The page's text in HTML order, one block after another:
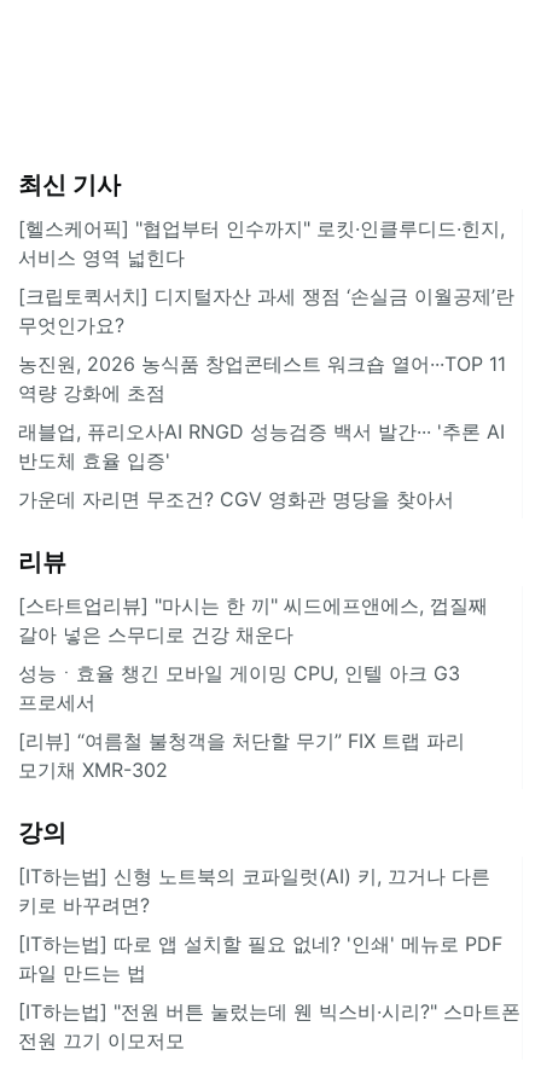
최신 기사
[헬스케어픽] "협업부터 인수까지" 로킷·인클루디드·힌지,
서비스 영역 넓힌다
[크립토퀵서치] 디지털자산 과세 쟁점 ‘손실금 이월공제’란
무엇인가요?
농진원, 2026 농식품 창업콘테스트 워크숍 열어···TOP 11
역량 강화에 초점
래블업, 퓨리오사AI RNGD 성능검증 백서 발간··· '추론 AI
반도체 효율 입증'
가운데 자리면 무조건? CGV 영화관 명당을 찾아서
리뷰
[스타트업리뷰] "마시는 한 끼" 씨드에프앤에스, 껍질째
갈아 넣은 스무디로 건강 채운다
성능ㆍ효율 챙긴 모바일 게이밍 CPU, 인텔 아크 G3
프로세서
[리뷰] “여름철 불청객을 처단할 무기” FIX 트랩 파리
모기채 XMR-302
강의
[IT하는법] 신형 노트북의 코파일럿(AI) 키, 끄거나 다른
키로 바꾸려면?
[IT하는법] 따로 앱 설치할 필요 없네? '인쇄' 메뉴로 PDF
파일 만드는 법
[IT하는법] "전원 버튼 눌렀는데 웬 빅스비·시리?" 스마트폰
전원 끄기 이모저모